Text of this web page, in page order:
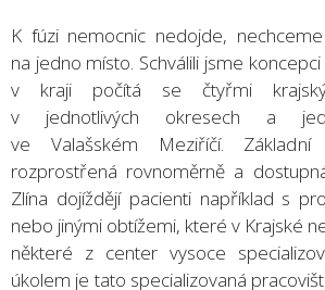
K fúzi nemocnic nedojde,
na jedno místo. Schválili jsme
v kraji počítá se čtyřmi
v jednotlivých okresech a
ve Valašském Meziříčí.
rozprostřená rovnoměrně a
Zlína dojíždějí pacienti například s
nebo jinými obtížemi, které v Krajské
některé z center vysoce
úkolem je tato specializovaná